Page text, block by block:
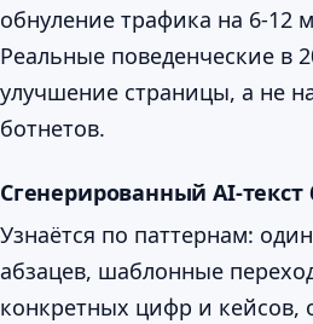
обнуление трафика на 6-12
Реальные поведенческие в
улучшение страницы, а не
ботнетов.
Сгенерированный AI-текст
Узнаётся по паттернам:
абзацев, шаблонные
конкретных цифр и кейсов,